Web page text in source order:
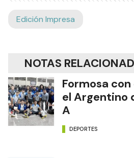
Edición Impresa
NOTAS
Formosa
el Argentino
A
DEPORTES